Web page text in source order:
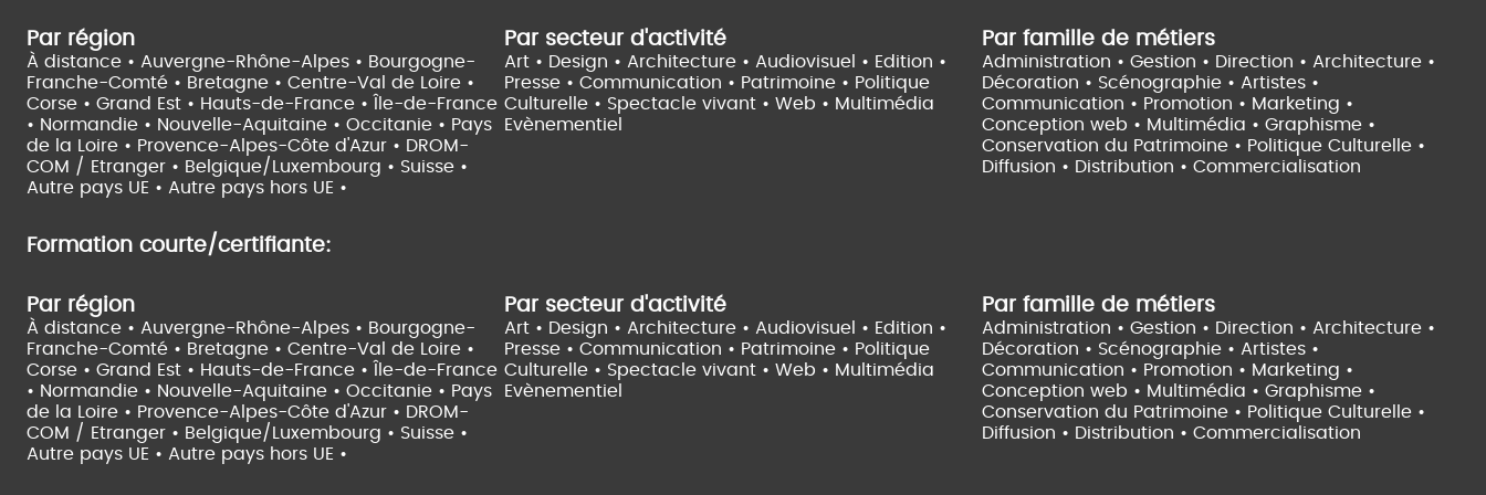
Par région
À distance • Auvergne-Rhône-Alpes • Bourgogne-
Franche-Comté • Bretagne • Centre-Val de Loire •
Corse • Grand Est • Hauts-de-France •
Île-de-France
• Normandie • Nouvelle-Aquitaine • Occitanie • Pays
de la Loire • Provence-Alpes-Côte d'Azur • DROM-
COM / Etranger • Belgique/Luxembourg • Suisse •
Autre pays UE • Autre pays hors UE •
Par secteur d'activité
Art • Design • Architecture • Audiovisuel • Edition •
Presse • Communication • Patrimoine • Politique
Culturelle • Spectacle vivant • Web • Multimédia
Evènementiel
Par famille de métiers
Administration • Gestion • Direction • Architecture •
Décoration • Scénographie • Artistes •
Communication • Promotion • Marketing •
Conception web • Multimédia • Graphisme •
Conservation du Patrimoine • Politique Culturelle •
Diffusion • Distribution • Commercialisation
Formation courte/certifiante:
Par région
À distance • Auvergne-Rhône-Alpes • Bourgogne-
Franche-Comté • Bretagne • Centre-Val de Loire •
Corse • Grand Est • Hauts-de-France •
Île-de-France
• Normandie • Nouvelle-Aquitaine • Occitanie • Pays
de la Loire • Provence-Alpes-Côte d'Azur • DROM-
COM / Etranger • Belgique/Luxembourg • Suisse •
Autre pays UE • Autre pays hors UE •
Par secteur d'activité
Art • Design • Architecture • Audiovisuel • Edition •
Presse • Communication • Patrimoine • Politique
Culturelle • Spectacle vivant • Web • Multimédia
Evènementiel
Par famille de métiers
Administration • Gestion • Direction • Architecture •
Décoration • Scénographie • Artistes •
Communication • Promotion • Marketing •
Conception web • Multimédia • Graphisme •
Conservation du Patrimoine • Politique Culturelle •
Diffusion • Distribution • Commercialisation